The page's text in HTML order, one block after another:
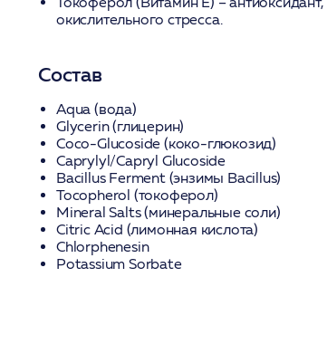
окислительного стресса.
Состав
Aqua (вода)
Glycerin (глицерин)
Coco-Glucoside (коко-глюкозид)
Caprylyl/Capryl Glucoside
Bacillus Ferment (энзимы Bacillus)
Tocopherol (токоферол)
Mineral Salts (минеральные соли)
Citric Acid (лимонная кислота)
Chlorphenesin
Potassium Sorbate